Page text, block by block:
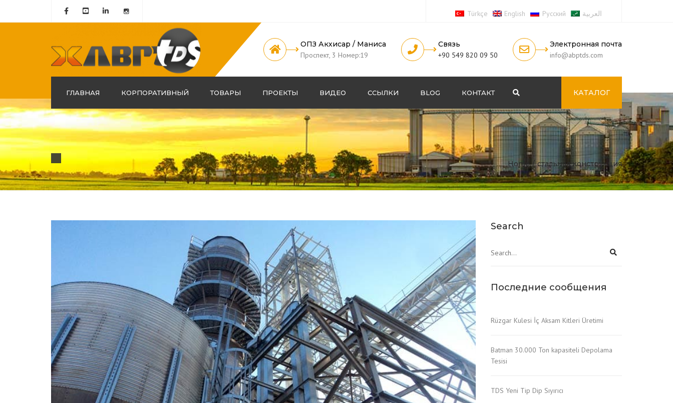
Türkçe English Русский العربية
ОПЗ Акхисар / Маниса
Проспект, 3 Номер:19
Связь
+90 549 820 09 50
Электронная почта
info@abptds.com
ГЛАВНАЯ КОРПОРАТИВНЫЙ
о нас
Миссия и Видение
Наша группа компаний
ТОВАРЫ ПРОЕКТЫ ВИДЕО ССЫЛКИ BLOG КОНТАКТ КАТАЛОГ
Home стальная конструкция
Search
Последние сообщения
Rüzgar Kulesi İç Aksam Kitleri Üretimi
Batman 30.000 Ton kapasiteli Depolama
Tesisi
TDS Yeni Tip Dip Sıyırıcı